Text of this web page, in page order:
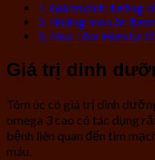
Giá trị dinh dưỡng
Những món ăn
Mua Tôm Hùm Úc
Giá trị dinh
Tôm úc có giá trị dinh
omega 3 cao có tác dụng
bệnh liên quan đến tim
máu.